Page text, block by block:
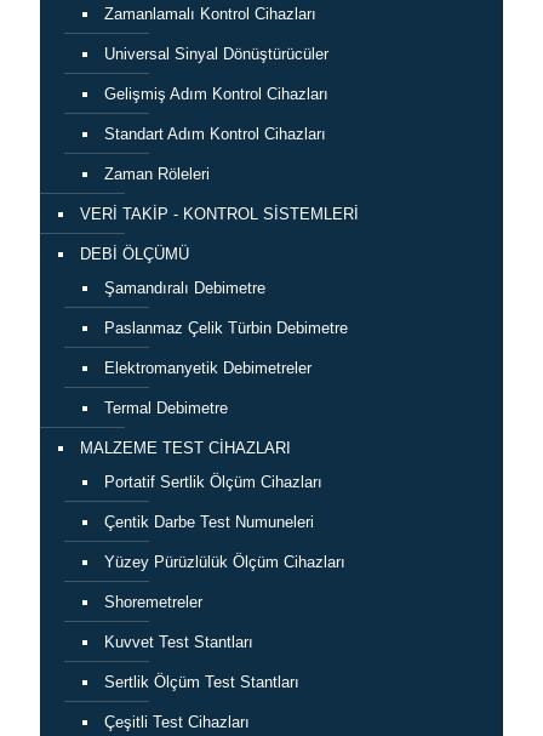
Zamanlamalı Kontrol Cihazları
Universal Sinyal Dönüştürücüler
Gelişmiş Adım Kontrol Cihazları
Standart Adım Kontrol Cihazları
Zaman Röleleri
VERİ TAKİP - KONTROL SİSTEMLERİ
DEBİ ÖLÇÜMÜ
Şamandıralı Debimetre
Paslanmaz Çelik Türbin Debimetre
Elektromanyetik Debimetreler
Termal Debimetre
MALZEME TEST CİHAZLARI
Portatif Sertlik Ölçüm Cihazları
Çentik Darbe Test Numuneleri
Yüzey Pürüzlülük Ölçüm Cihazları
Shoremetreler
Kuvvet Test Stantları
Sertlik Ölçüm Test Stantları
Çeşitli Test Cihazları